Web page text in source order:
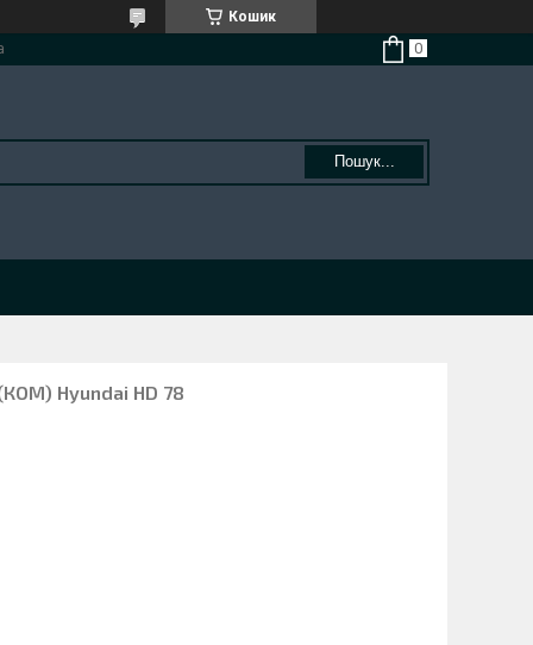
Кошик
Пошук...
Hyundai HD 78